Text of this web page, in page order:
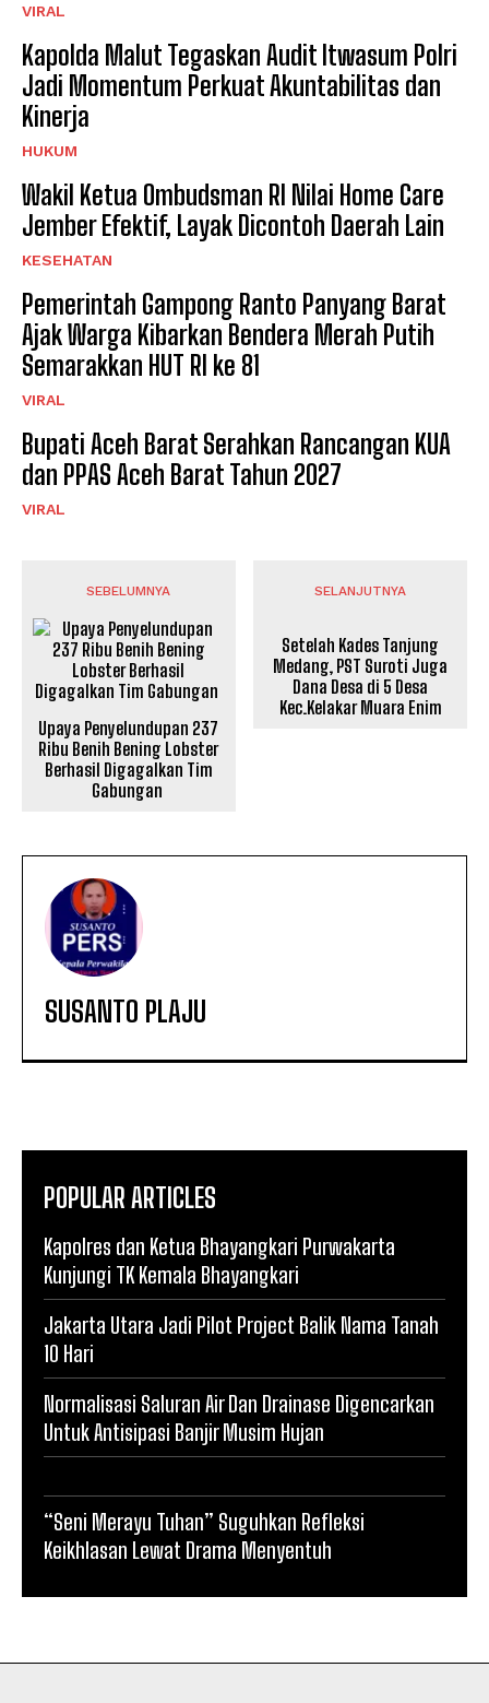
VIRAL
Kapolda Malut Tegaskan Audit Itwasum Polri
Jadi Momentum Perkuat Akuntabilitas dan
Kinerja
HUKUM
Wakil Ketua Ombudsman RI Nilai Home Care
Jember Efektif, Layak Dicontoh Daerah Lain
KESEHATAN
Pemerintah Gampong Ranto Panyang Barat
Ajak Warga Kibarkan Bendera Merah Putih
Semarakkan HUT RI ke 81
VIRAL
Bupati Aceh Barat Serahkan Rancangan KUA
dan PPAS Aceh Barat Tahun 2027
VIRAL
SEBELUMNYA
Upaya Penyelundupan 237
Ribu Benih Bening Lobster
Berhasil Digagalkan Tim
Gabungan
SELANJUTNYA
Setelah Kades Tanjung
Medang, PST Suroti Juga
Dana Desa di 5 Desa
Kec.Kelakar Muara Enim
SUSANTO PLAJU
POPULAR ARTICLES
Kapolres dan Ketua Bhayangkari Purwakarta
Kunjungi TK Kemala Bhayangkari
Jakarta Utara Jadi Pilot Project Balik Nama Tanah
10 Hari
Normalisasi Saluran Air Dan Drainase Digencarkan
Untuk Antisipasi Banjir Musim Hujan
“Seni Merayu Tuhan” Suguhkan Refleksi
Keikhlasan Lewat Drama Menyentuh